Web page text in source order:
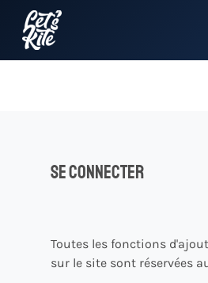
Se connecter
Toutes les fonctions
sur le site sont réservées